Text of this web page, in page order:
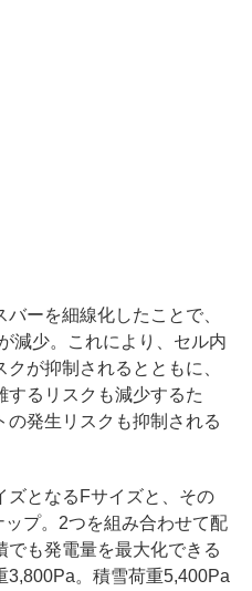
ーを細線化したことで、
減少。これにより、セル内
が抑制されるとともに、
するリスクも減少するた
発生リスクも抑制される
となるFサイズと、その
プ。2つを組み合わせて配
も発電量を最大化できる
3,800Pa。積雪荷重5,400Pa